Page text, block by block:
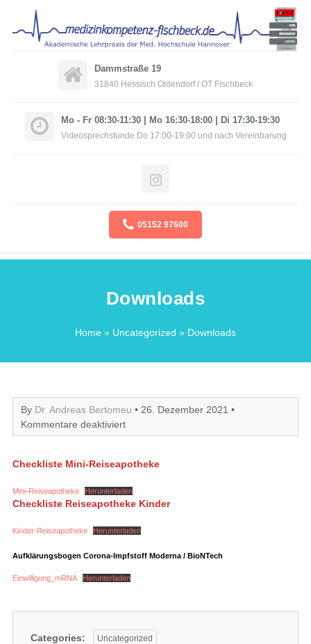
Dammstraße 19
31840 Hessisch Oldendorf / OT Fischbeck
Mo - Fr 08:30-11:30 | Mo 16:30-18:00 | Di 17:30-19:30
Videosprechstunde Do 17:00-19:00 und nach Vereinbarung
05152 97600
Downloads
Home » Uncategorized » Downloads
By Dr. Andreas Bertomeu • 26. Dezember 2021 •
Kommentare deaktiviertfür
Downloads
Checkliste Mini-Reiseapotheke
Mini-Reiseapotheke Herunterladen
Checkliste Reiseapotheke Kinder
Kinder-Reiseapotheke Herunterladen
Aufklärungsbogen Corona-Impfstoff Moderna / BioNTech
Einwilligung_mRNA Herunterladen
Categories: Uncategorized